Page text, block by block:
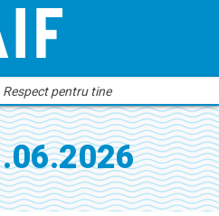
pentru tine